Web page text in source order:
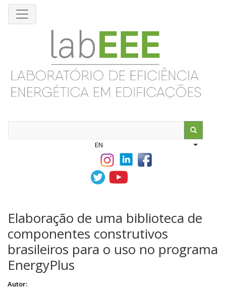
Skip
EN
List
Elaboração de uma biblioteca de
componentes construtivos
brasileiros para o uso no programa
EnergyPlus
Autor: